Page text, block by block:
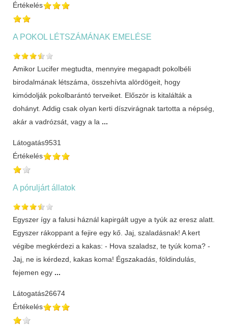
Értékelés
A POKOL LÉTSZÁMÁNAK EMELÉSE
Amikor Lucifer megtudta, mennyire megapadt pokolbéli
birodalmának létszáma, összehívta alördögeit, hogy
kimódolják pokolbarántó terveiket. Először is kitalálták a
dohányt. Addig csak olyan kerti díszvirágnak tartotta a népség,
akár a vadrózsát, vagy a la ...
Látogatás9531
Értékelés
A póruljárt állatok
Egyszer így a falusi háznál kapirgált ugye a tyúk az eresz alatt.
Egyszer rákoppant a fejire egy kő. Jaj, szaladásnak! A kert
végibe megkérdezi a kakas: - Hova szaladsz, te tyúk koma? -
Jaj, ne is kérdezd, kakas koma! Égszakadás, földindulás,
fejemen egy ...
Látogatás26674
Értékelés